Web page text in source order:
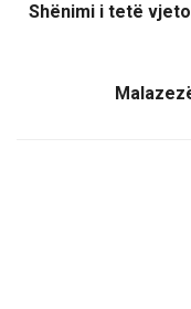
Shënimi i tetë